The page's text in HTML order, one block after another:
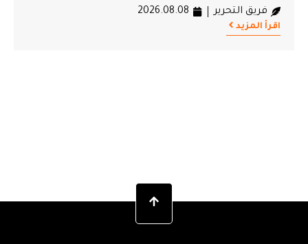
فريق التحرير 2026.08.08
اقرأ المزيد